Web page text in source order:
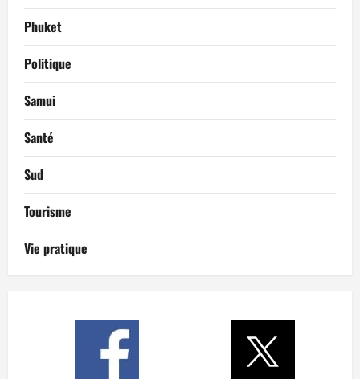
Phuket
Politique
Samui
Santé
Sud
Tourisme
Vie pratique